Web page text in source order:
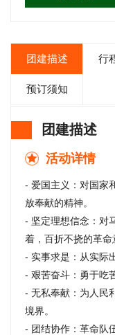
团建描述 行
预订须知
团建描述
活动详情
- 爱国主义：对国家
放奉献的精神。
- 坚定理想信念：对
着，百折不挠的革命
- 实事求是：从实际
- 艰苦奋斗：勇于吃
- 无私奉献：为人民
境界。
- 团结协作：革命队